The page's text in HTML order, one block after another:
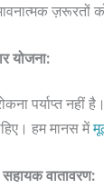
ज़रूरतों
योजना:
पर्याप्त नहीं
हम मानस में
वातावरण: